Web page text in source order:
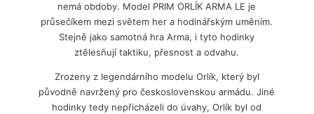
nemá obdoby. Model PRIM ORLÍK ARMA LE je
průsečíkem mezi světem her a hodinářským uměním.
Stejně jako samotná hra Arma, i tyto hodinky
ztělesňují taktiku, přesnost a odvahu.
Zrozeny z legendárního modelu Orlík, který byl
původně navržený pro československou armádu. Jiné
hodinky tedy nepřicházeli do úvahy, Orlík byl od